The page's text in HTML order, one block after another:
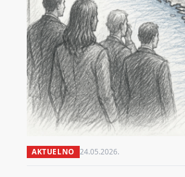
AKTUELNO 24.05.2026.